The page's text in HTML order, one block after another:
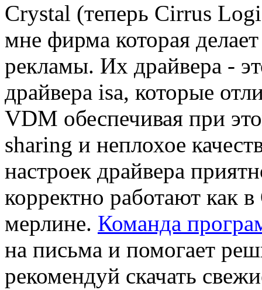
Crystal (теперь Cirrus
мне фирма которая
рекламы. Их драйвера -
драйвера isa, которые
VDM обеспечивая при
sharing и неплохое
настроек драйвера
корректно работают как
мерлине. Команда
на письма и помогает
рекомендуй скачать